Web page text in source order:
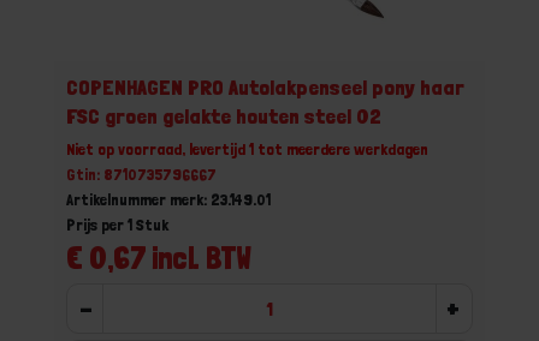
COPENHAGEN PRO Autolakpenseel pony haar
FSC groen gelakte houten steel 02
Niet op voorraad, levertijd 1 tot meerdere werkdagen
Gtin: 8710735796667
Artikelnummer merk: 23.149.01
€ 0,67 incl. BTW
Prijs per 1 Stuk
- +